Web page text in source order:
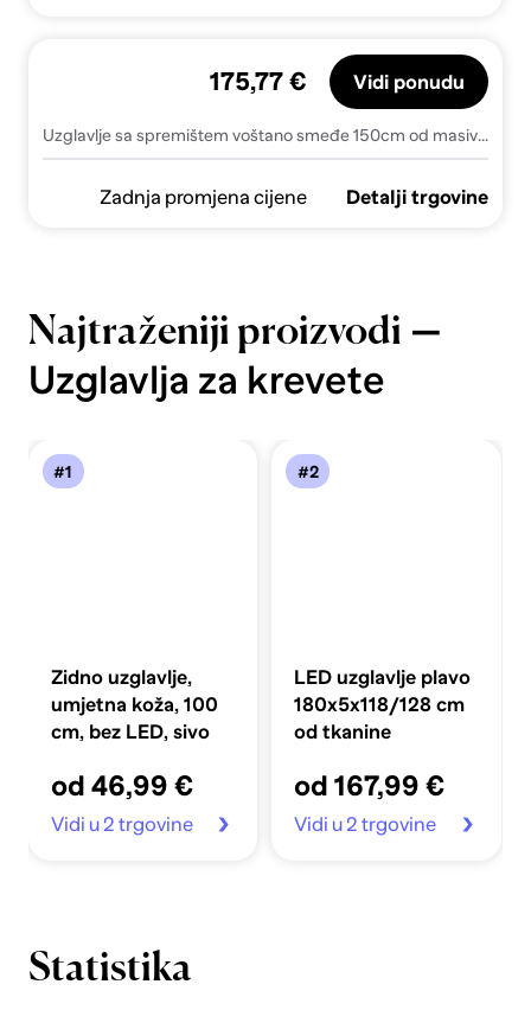
Uzglavlje sa spremištem voštano smeđe 150cm od masivne borovine - Voštano smeđa 150 cm 1
175,77 € Vidi ponudu
Zadnja promjena cijene Detalji trgovine
Najtraženiji proizvodi —
Uzglavlja za krevete
#1
Zidno uzglavlje,
umjetna koža, 100
cm, bez LED, sivo
od 46,99 €
Vidi u 2 trgovine
#2
LED uzglavlje plavo
180x5x118/128 cm
od tkanine
od 167,99 €
Vidi u 2 trgovine
Statistika